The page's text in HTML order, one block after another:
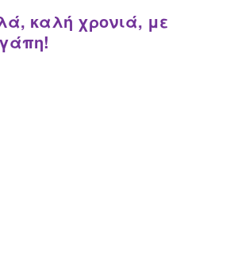
καλή χρονιά, με